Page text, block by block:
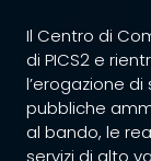
Il Centro di
di PICS2 e
l’erogazione
pubbliche
al bando, le